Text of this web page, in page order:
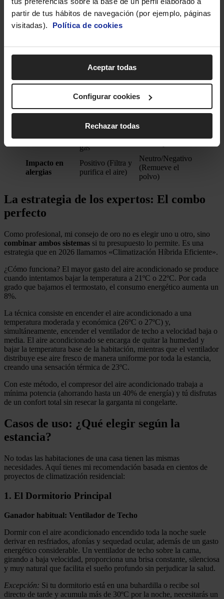
partir de tus hábitos de navegación (por ejemplo, páginas
visitadas). Política de cookies
Aceptar todas
Configurar cookies
Rechazar todas
Consumo
eléctrico medio
500W – 1000W
por hora
5W – 30W por
hora
Impacto en
factura
Alto (Requiere
No
sonoro)
(Unidad interior)
inaudible (Motor
compra +
Elevado
(Requiere
Económico
(Instalación
Mantenimiento
Limpieza de
filtros, revisión de
gas
Impacto en
alergias
Positivo (Filtra y
purifica el aire)
Neutro/Negativo
(Remueve el
polvo)
La estrategia de los expertos: El combo
perfecto
Como profesional, mi consejo de oro no es elegir uno u otro, sino
combinar ambos sistemas si tu presupuesto lo permite. Es una
estrategia que en 2026 llamamos «Climatización Híbrida Eficiente».
¿Cómo funciona? El mayor gasto del aire acondicionado se produce
cuando intentamos bajar la temperatura a 21ºC o 22ºC. Por cada
grado que bajamos el termostato, el consumo energético aumenta un
8%.
La técnica consiste en encender el aire acondicionado a una
temperatura moderada y económica (26ºC o 27ºC) y,
simultáneamente, encender el ventilador de techo a velocidad baja o
media. El aire acondicionado se encarga de quitar la humedad y
bajar la temperatura base de la habitación, mientras que el ventilador
distribuye ese aire fresco de manera uniforme por toda la estancia,
creando una sensación térmica de 23ºC.
Con este método, el compresor del aire acondicionado trabaja a
mínima potencia (ahorrando hasta un 40% de energía) y tú disfrutas
de un confort total sin resecar la garganta ni congelarte.
Casos de uso: ¿Qué elegir según la
estancia?
No todas las habitaciones de una casa tienen las mismas
necesidades. Aquí tienes mi recomendación basada en cientos de
proyectos de climatización residencial:
1. El Dormitorio Principal
Ganador habitual: Ventilador de Techo
Dormir con el aire acondicionado encendido toda la noche suele
derivar en resfriados, afonías y sequedad ocular, además de un gasto
energético considerable. Un ventilador de techo sobre la cama,
girando a baja velocidad, proporciona una brisa constante, silenciosa
y muy natural que facilita el sueño profundo sin perjudicar la salud.
Excepción: Si tu dormitorio está en una buhardilla o recibe sol
directo de tarde y acumula más de 30ºC por la noche, necesitarás un